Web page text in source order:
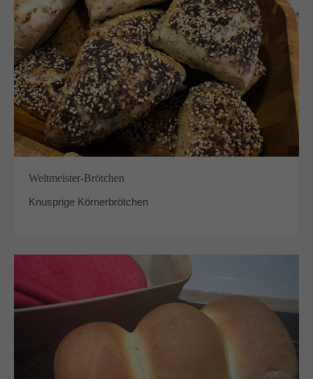
Weltmeister-Brötchen
Knusprige Körnerbrötchen